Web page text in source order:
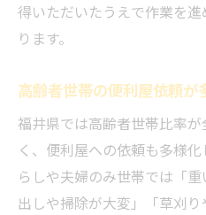
得いただいたうえで作業を
ります。
高齢者世帯の便利屋依頼が
福井県では高齢者世帯比率
く、便利屋への依頼も多様
らしや夫婦のみ世帯では「
出しや掃除が大変」「草刈